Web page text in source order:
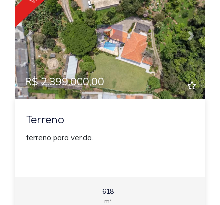
Previous Next
R$ 2.399.000,00
Terreno
terreno para venda.
618
m²